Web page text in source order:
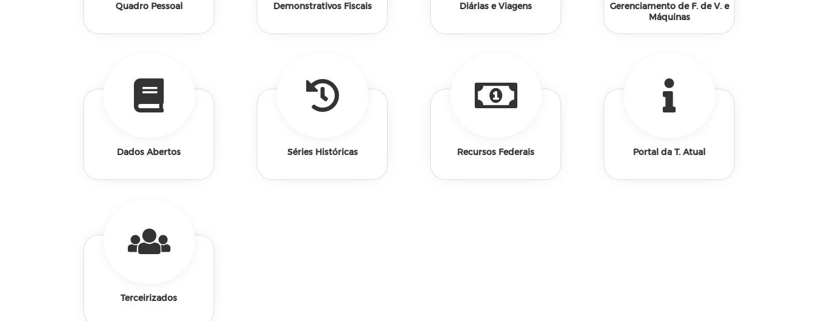
Quadro Pessoal Demonstrativos Fiscais Diárias e Viagens
Gerenciamento de F. de V. e
Máquinas
Dados Abertos Séries Históricas Recursos Federais Portal da T. Atual
Terceirizados